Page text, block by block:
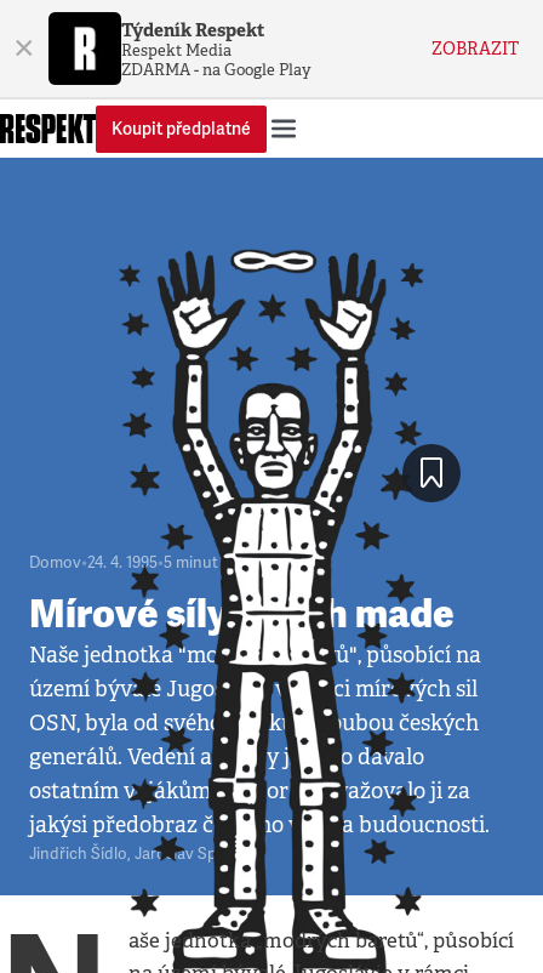
× Týdeník Respekt
Respekt Media
ZDARMA - na Google Play
ZOBRAZIT
Koupit předplatné
Domov•24. 4. 1995•5 minut
Mírové síly Czech made
Naše jednotka "modrých baretů", působící na
území bývalé Jugoslávie v rámci mírových sil
OSN, byla od svého vzniku chloubou českých
generálů. Vedení armády ji často dávalo
ostatním vojákům za vzor a považovalo ji za
jakýsi předobraz českého vojska budoucnosti.
Jindřich Šídlo, Jaroslav Spurný
aše jednotka „modrých baretů“, působící